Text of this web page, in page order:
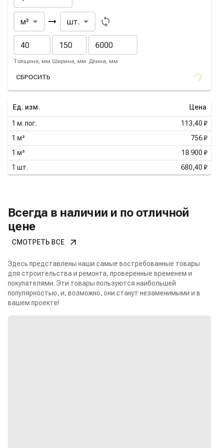
Из
м³
В
шт.
Толщина, мм Ширина, мм Длина, мм
СБРОСИТЬ
Ед. изм. Цена
1 м. пог.
113,40 ₽
1 м²
756 ₽
1 м³
18 900 ₽
1 шт. 680,40 ₽
Всегда в наличии и по отличной
цене
СМОТРЕТЬ ВСЕ
Здесь представлены наши самые востребованные товары
для строительства и ремонта, проверенные временем и
покупателями. Эти товары пользуются наибольшей
популярностью, и, возможно, они станут незаменимыми и в
вашем проекте!